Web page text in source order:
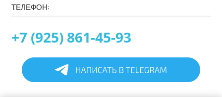
ТЕЛЕФОН:
+7 (925) 861-45-93